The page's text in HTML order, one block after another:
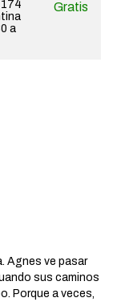
a
Gratis
Agnes ve pasar
sus caminos
Porque a veces,